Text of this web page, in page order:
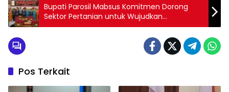
Bupati Parosil Mabsus Komitmen Dorong
Sektor Pertanian untuk Wujudkan
Swasembada Pangan di Lampung
Barat,Buatlah judul di samping menjadi lebih
Pos Terkait